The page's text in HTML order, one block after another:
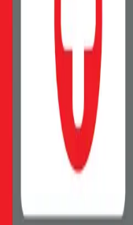
JOY PRO
GALAXY
ČERNÉ
SWISSTEN Soft Joy